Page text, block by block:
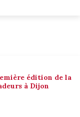
édition de la
à Dijon